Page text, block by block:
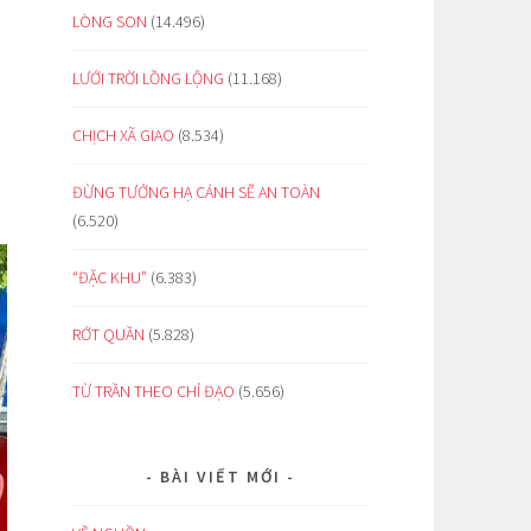
LÒNG SON (14.496)
LƯỚI TRỜI LỒNG LỘNG (11.168)
CHỊCH XÃ GIAO (8.534)
ĐỪNG TƯỞNG HẠ CÁNH SẼ AN TOÀN
(6.520)
“ĐẶC KHU” (6.383)
RỚT QUẦN (5.828)
TỪ TRẦN THEO CHỈ ĐẠO (5.656)
BÀI VIẾT MỚI